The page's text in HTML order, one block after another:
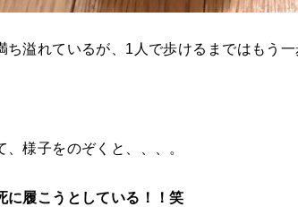
溢れているが、1人で歩けるまではもう一
様子をのぞくと、、、。
に履こうとしている！！笑